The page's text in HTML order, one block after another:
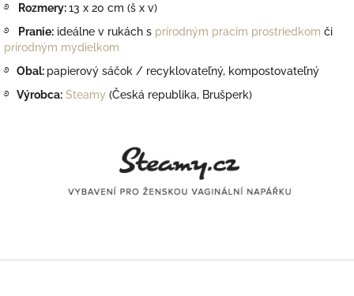
࿔
Rozmery:13 x 20 cm (š x v)
࿔
Pranie: ideálne v rukách s prírodným pracím prostriedkom či
prírodným mydielkom
࿔
Obal: papierový sáčok / recyklovateľný, kompostovateľný
࿔
Výrobca: Steamy (Česká republika, Brušperk)